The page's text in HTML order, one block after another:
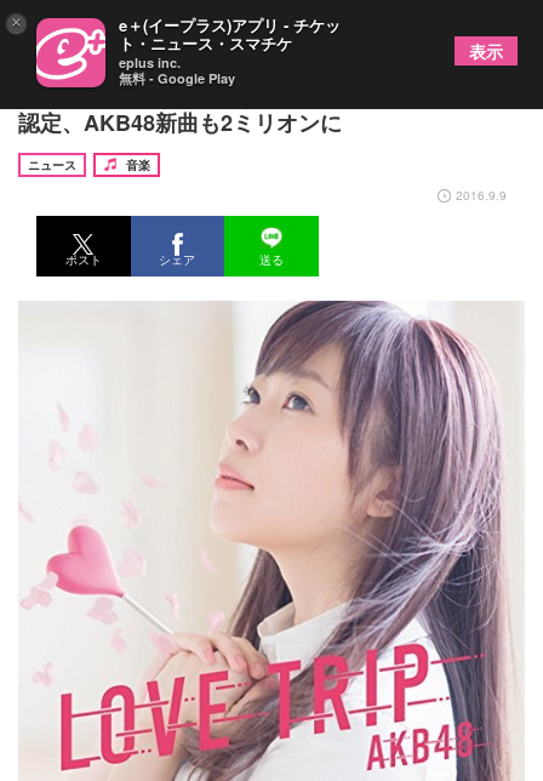
SMAP「世界に一つだけの花」が3ミリオン作品に
認定、AKB48新曲も2ミリオンに
ニュース
音楽
2016.9.9
ポスト シェア 送る
× e＋(イープラス)アプリ - チケッ
ト・ニュース・スマチケ
eplus inc.
無料 - Google Play
表示